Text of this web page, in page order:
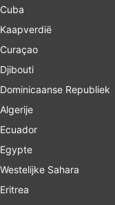
Cuba
Kaapverdië
Curaçao
Djibouti
Dominicaanse Republiek
Algerije
Ecuador
Egypte
Westelijke Sahara
Eritrea